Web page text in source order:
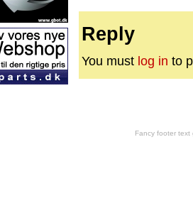
Reply
You must log in to
Fancy footer